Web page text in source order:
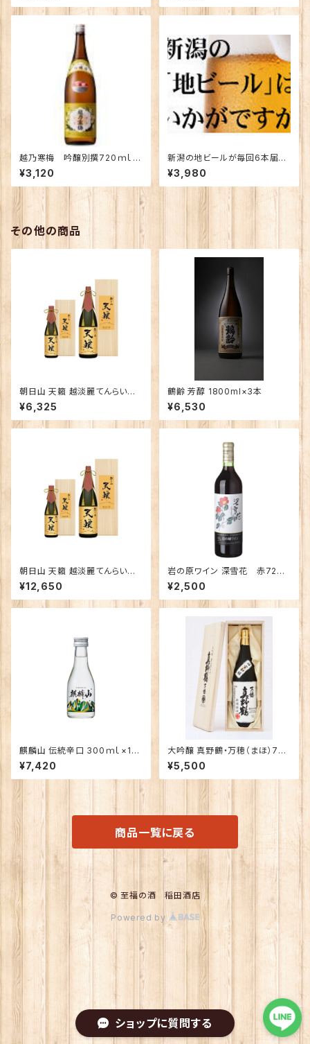
ショップに質問する
越乃寒梅 吟醸別撰720ｍｌ×
2本【定期便】
¥3,120
新潟の地ビールが毎回6本届き
ます！【定期便】
¥3,980
その他の商品
朝日山 天籟 越淡麗てんらい
こしたんれい 純米大吟醸 720
ｍｌ
¥6,325
鶴齢 芳醇 1800ml×3本
¥6,530
朝日山 天籟 越淡麗てんらい
こしたんれい 純米大吟醸 180
0ｍｌ
¥12,650
岩の原ワイン 深雪花 赤720
ｍｌ
¥2,500
麒麟山 伝統辛口 300ｍｌ×15
本（1ケース）
¥7,420
大吟醸 真野鶴・万穂（まほ）720
ｍｌ
¥5,500
商品一覧に戻る
© 至福の酒 稲田酒店
Powered by